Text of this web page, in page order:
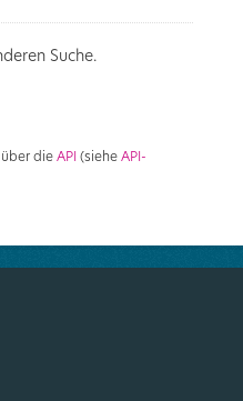
Suche.
über die API (siehe API-